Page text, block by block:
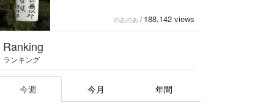
のあのあ / 188,142 views
Ranking
ランキング
今週 今月 年間